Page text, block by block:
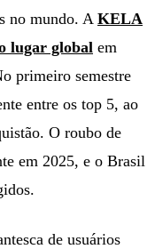
no mundo. A KELA
lugar global em
primeiro semestre
entre os top 5, ao
O roubo de
em 2025, e o Brasil
de usuários